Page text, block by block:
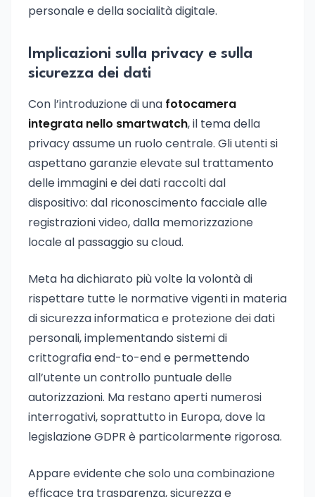
personale e della socialità digitale.
Implicazioni sulla privacy e sulla
sicurezza dei dati
Con l’introduzione di una fotocamera
integrata nello smartwatch, il tema della
privacy assume un ruolo centrale. Gli utenti si
aspettano garanzie elevate sul trattamento
delle immagini e dei dati raccolti dal
dispositivo: dal riconoscimento facciale alle
registrazioni video, dalla memorizzazione
locale al passaggio su cloud.
Meta ha dichiarato più volte la volontà di
rispettare tutte le normative vigenti in materia
di sicurezza informatica e protezione dei dati
personali, implementando sistemi di
crittografia end-to-end e permettendo
all’utente un controllo puntuale delle
autorizzazioni. Ma restano aperti numerosi
interrogativi, soprattutto in Europa, dove la
legislazione GDPR è particolarmente rigorosa.
Appare evidente che solo una combinazione
efficace tra trasparenza, sicurezza e